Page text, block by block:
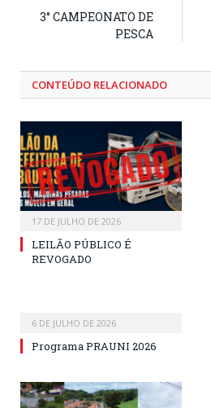
3° CAMPEONATO DE
PESCA
CONTEÚDO RELACIONADO
17 DE JULHO DE 2026
LEILÃO PÚBLICO É
REVOGADO
6 DE JULHO DE 2026
Programa PRAUNI 2026